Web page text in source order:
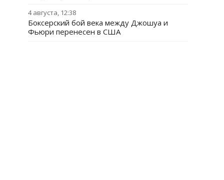
4 августа, 12:38
Боксерский бой века между Джошуа и
Фьюри перенесен в США